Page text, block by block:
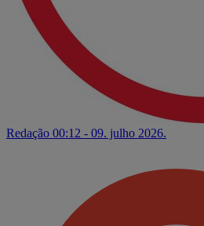
Redação 00:12 - 09. julho 2026.